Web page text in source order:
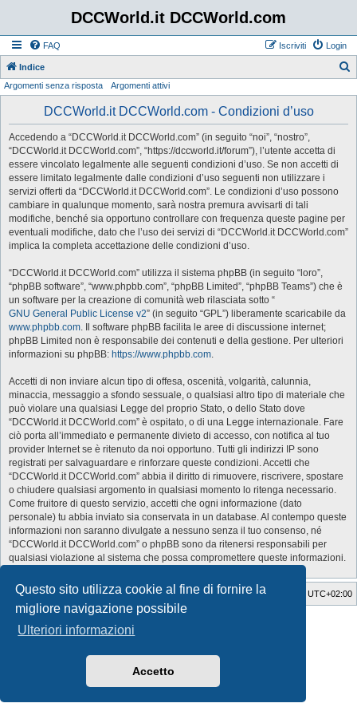
Questo sito utilizza cookie al fine di fornire la
migliore navigazione possibile
Ulteriori informazioni
Accetto
DCCWorld.it DCCWorld.com
FAQ Login
Iscriviti
Indice
Argomenti senza risposta Argomenti attivi
DCCWorld.it DCCWorld.com - Condizioni d’uso
Accedendo a “DCCWorld.it DCCWorld.com” (in seguito “noi”, “nostro”,
“DCCWorld.it DCCWorld.com”, “https://dccworld.it/forum”), l’utente accetta di
essere vincolato legalmente alle seguenti condizioni d’uso. Se non accetti di
essere limitato legalmente dalle condizioni d’uso seguenti non utilizzare i
servizi offerti da “DCCWorld.it DCCWorld.com”. Le condizioni d’uso possono
cambiare in qualunque momento, sarà nostra premura avvisarti di tali
modifiche, benché sia opportuno controllare con frequenza queste pagine per
eventuali modifiche, dato che l’uso dei servizi di “DCCWorld.it DCCWorld.com”
implica la completa accettazione delle condizioni d’uso.
“DCCWorld.it DCCWorld.com” utilizza il sistema phpBB (in seguito “loro”,
“phpBB software”, “www.phpbb.com”, “phpBB Limited”, “phpBB Teams”) che è
un software per la creazione di comunità web rilasciata sotto “
GNU General Public License v2” (in seguito “GPL”) liberamente scaricabile da
www.phpbb.com. Il software phpBB facilita le aree di discussione internet;
phpBB Limited non è responsabile dei contenuti e della gestione. Per ulteriori
informazioni su phpBB: https://www.phpbb.com.
Accetti di non inviare alcun tipo di offesa, oscenità, volgarità, calunnia,
minaccia, messaggio a sfondo sessuale, o qualsiasi altro tipo di materiale che
può violare una qualsiasi Legge del proprio Stato, o dello Stato dove
“DCCWorld.it DCCWorld.com” è ospitato, o di una Legge internazionale. Fare
ciò porta all’immediato e permanente divieto di accesso, con notifica al tuo
provider Internet se è ritenuto da noi opportuno. Tutti gli indirizzi IP sono
registrati per salvaguardare e rinforzare queste condizioni. Accetti che
“DCCWorld.it DCCWorld.com” abbia il diritto di rimuovere, riscrivere, spostare
o chiudere qualsiasi argomento in qualsiasi momento lo ritenga necessario.
Come fruitore di questo servizio, accetti che ogni informazione (dato
personale) tu abbia inviato sia conservata in un database. Al contempo queste
informazioni non saranno divulgate a nessuno senza il tuo consenso, né
“DCCWorld.it DCCWorld.com” o phpBB sono da ritenersi responsabili per
qualsiasi violazione al sistema che possa compromettere queste informazioni.
Indice Tutti gli orari sono UTC+02:00
Cancella cookie
Style Developer by ©
Creato daphpBB
Privacy|Condizioni